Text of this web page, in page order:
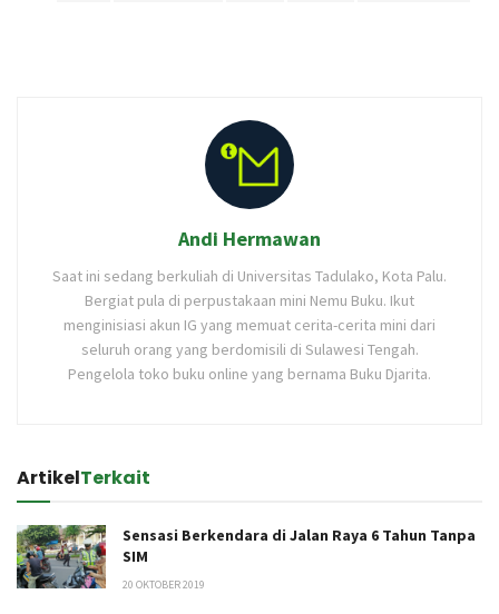
Andi Hermawan
Saat ini sedang berkuliah di Universitas Tadulako, Kota Palu.
Bergiat pula di perpustakaan mini Nemu Buku. Ikut
menginisiasi akun IG yang memuat cerita-cerita mini dari
seluruh orang yang berdomisili di Sulawesi Tengah.
Pengelola toko buku online yang bernama Buku Djarita.
ArtikelTerkait
Sensasi Berkendara di Jalan Raya 6 Tahun Tanpa
SIM
20 OKTOBER 2019